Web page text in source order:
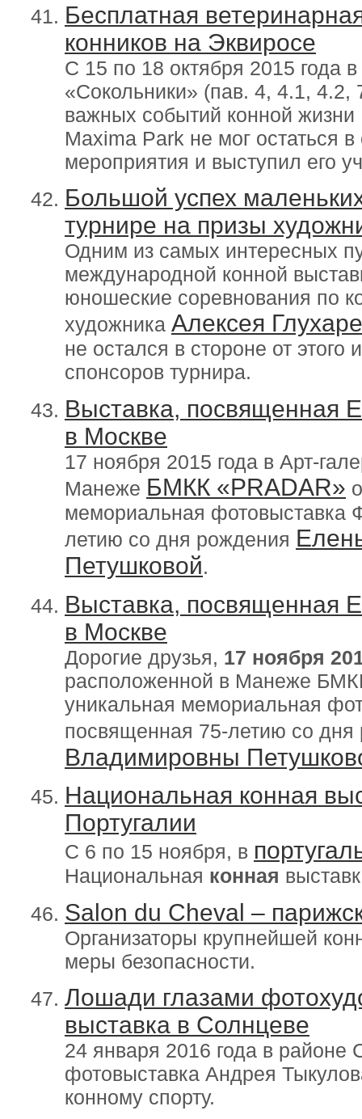
Бесплатная
конников на Эквиросе
C 15 по 18 октября 2015 года
«Сокольники» (пав. 4, 4.1, 4.2,
важных событий конной
Maxima Park не мог остаться
мероприятия и выступил его
Большой успех
турнире на призы
Одним из самых интересных
международной конной
юношеские соревнования по
художника Алексея
не остался в стороне от
спонсоров турнира.
Выставка, посвященная
в Москве
17 ноября 2015 года в Арт-
Манеже БМКК «PRADAR»
мемориальная
летию со дня рождения
Петушковой.
Выставка, посвященная
в Москве
Дорогие друзья, 17 ноября
расположенной в Манеже
уникальная мемориальная
посвященная 75-летию со
Владимировны
Национальная конная
Португалии
С 6 по 15 ноября, в
Национальная конная
Salon du Cheval –
Организаторы крупнейшей
меры безопасности.
Лошади глазами
выставка в Солнцеве
24 января 2016 года в районе
фотовыставка Андрея
конному спорту.